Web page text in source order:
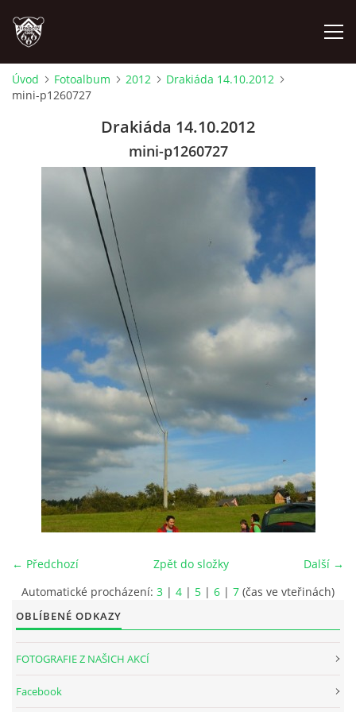
ÚVOD
PROBĚHLÉ AKCE
INTERNÍ SEKCE
KONTAKTY
Úvod Fotoalbum 2012
Drakiáda 14.10.2012
mini-p1260727
Drakiáda 14.10.2012
mini-p1260727
← Předchozí Další →
Zpět do složky
Automatické procházení: 3 | 4 | 5 | 6 | 7 (čas ve vteřinách)
OBLÍBENÉ ODKAZY
FOTOGRAFIE Z NAŠICH AKCÍ
Facebook